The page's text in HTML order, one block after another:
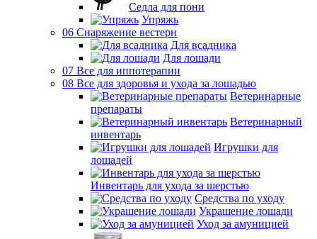
Седла для пони
Упряжь
06 Снаряжение вестерн
Для всадника
Для лошади
07 Все для иппотерапии
08 Все для здоровья и ухода за лошадью
Ветеринарные
препараты
Ветеринарный
инвентарь
Игрушки для
лошадей
Инвентарь для ухода за шерстью
Средства по уходу
Украшение лошади
Уход за амуницией